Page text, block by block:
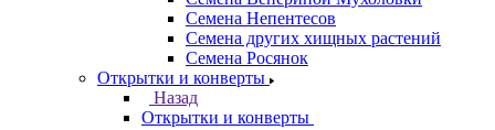
Семена Непентесов
Семена других хищных растений
Семена Росянок
Открытки и конверты
Назад
Открытки и конверты